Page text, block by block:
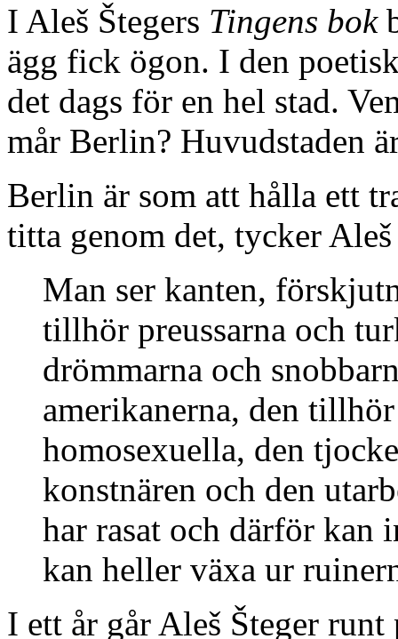
I Aleš Štegers Tingens bok
ägg fick ögon. I den
det dags för en hel stad.
mår Berlin? Huvudstaden
Berlin är som att hålla ett
titta genom det, tycker Aleš
Man ser kanten,
tillhör preussarna och
drömmarna och
amerikanerna, den tillhör
homosexuella, den
konstnären och den
har rasat och därför kan
kan heller växa ur
I ett år går Aleš Šteger